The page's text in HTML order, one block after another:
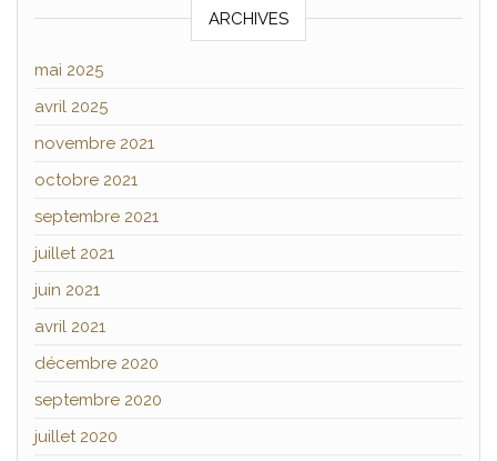
ARCHIVES
mai 2025
avril 2025
novembre 2021
octobre 2021
septembre 2021
juillet 2021
juin 2021
avril 2021
décembre 2020
septembre 2020
juillet 2020